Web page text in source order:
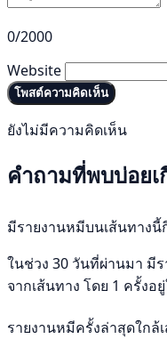
0/2000
Website
โพสต์ความคิดเห็น
ยังไม่มีความคิดเห็น
คำถามที่พบบ่อย
มีรายงานหมีบนเส้นทางนี้
ในช่วง 30 วันที่ผ่านมา มี
จากเส้นทาง โดย 1 ครั้งอ
รายงานหมีครั้งล่าสุดใกล้